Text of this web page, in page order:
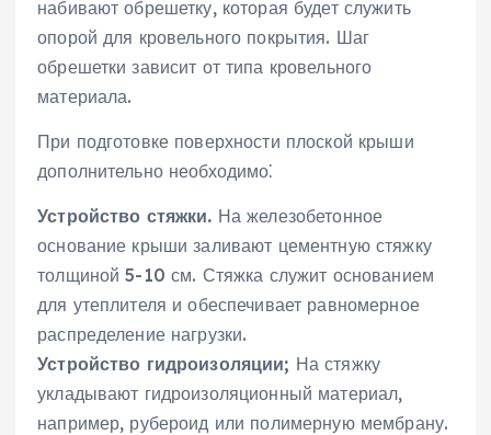
набивают обрешетку, которая будет служить
опорой для кровельного покрытия. Шаг
обрешетки зависит от типа кровельного
материала.
При подготовке поверхности плоской крыши
дополнительно необходимо⁚
Устройство стяжки. На железобетонное
основание крыши заливают цементную стяжку
толщиной 5-10 см. Стяжка служит основанием
для утеплителя и обеспечивает равномерное
распределение нагрузки.
Устройство гидроизоляции; На стяжку
укладывают гидроизоляционный материал,
например, рубероид или полимерную мембрану.